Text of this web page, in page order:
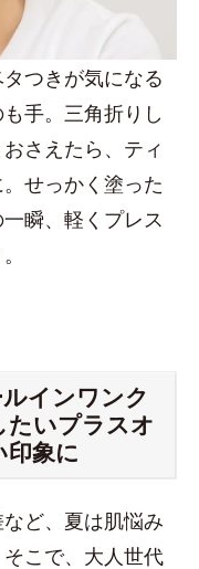
つきが気になる
手。三角折りし
さえたら、ティ
せっかく塗った
瞬、軽くプレス
インワンク
たいプラスオ
象に
ど、夏は肌悩み
こで、大人世代